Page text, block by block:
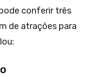
conferir três
de atrações para